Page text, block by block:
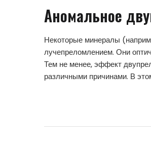
Аномальное
Некоторые минералы
лучепреломлением. Они
Тем не менее, эффект
различными причинами. В